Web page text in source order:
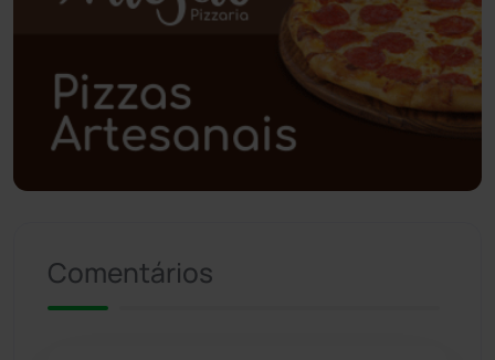
Polícia Civil (59)
Polícia Militar (27)
Política (03)
Presidente Jânio Qu... (125)
Rio de Contas
Comentários